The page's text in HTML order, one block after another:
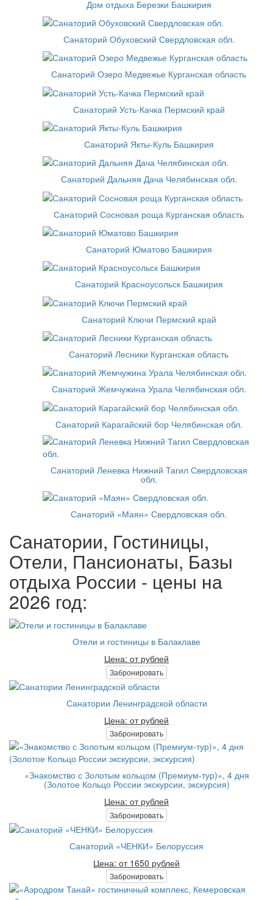
Дом отдыха Березки Башкирия
Санаторий Обуховский Свердловская обл.
Санаторий Озеро Медвежье Курганская область
Санаторий Усть-Качка Пермский край
Санаторий Якты-Куль Башкирия
Санаторий Дальняя Дача Челябинская обл.
Санаторий Сосновая роща Курганская область
Санаторий Юматово Башкирия
Санаторий Красноусольск Башкирия
Санаторий Ключи Пермский край
Санаторий Лесники Курганская область
Санаторий Жемчужина Урала Челябинская обл.
Санаторий Карагайский бор Челябинская обл.
Санаторий Леневка Нижний Тагил Свердловская
обл.
Санаторий «Маян» Свердловская обл.
Санатории, Гостиницы,
Отели, Пансионаты, Базы
отдыха России - цены на
2026 год:
Отели и гостиницы в Балаклаве
Цена: от рублей
Забронировать
Санатории Ленинградской области
Цена: от рублей
Забронировать
«Знакомство с Золотым кольцом (Премиум-тур)», 4 дня
(Золотое Кольцо России экскурсии, экскурсия)
Цена: от рублей
Забронировать
Санаторий «ЧЕНКИ» Белоруссия
Цена: от 1650 рублей
Забронировать